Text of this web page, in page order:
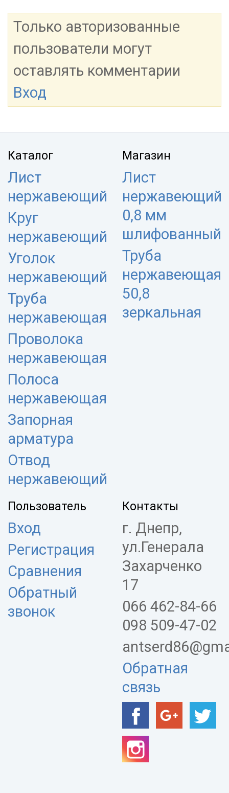
Только авторизованные
пользователи могут
оставлять комментарии
Вход
Каталог
Лист
нержавеющий
Круг
нержавеющий
Уголок
нержавеющий
Труба
нержавеющая
Проволока
нержавеющая
Полоса
нержавеющая
Запорная
арматура
Отвод
нержавеющий
Магазин
Лист
нержавеющий
0,8 мм
шлифованный
Труба
нержавеющая
50,8
зеркальная
Пользователь
Вход
Регистрация
Сравнения
Обратный
звонок
Контакты
г. Днепр,
ул.Генерала
Захарченко
17
066 462-84-66
098 509-47-02
Обратная
связь